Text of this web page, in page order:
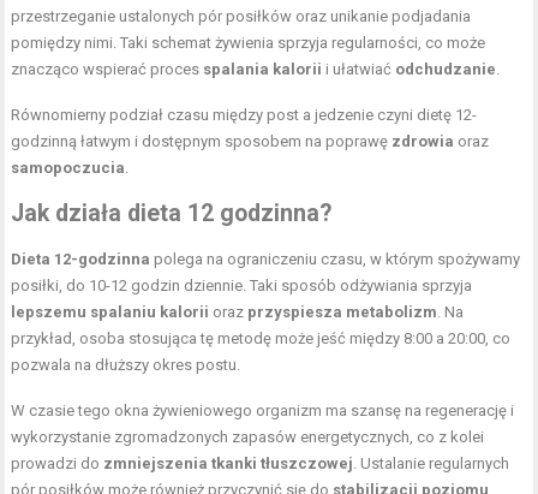
przestrzeganie ustalonych pór posiłków oraz unikanie podjadania
pomiędzy nimi. Taki schemat żywienia sprzyja regularności, co może
znacząco wspierać proces spalania kalorii i ułatwiać odchudzanie.
Równomierny podział czasu między post a jedzenie czyni dietę 12-
godzinną łatwym i dostępnym sposobem na poprawę zdrowia oraz
samopoczucia.
Jak działa dieta 12 godzinna?
Dieta 12-godzinna polega na ograniczeniu czasu, w którym spożywamy
posiłki, do 10-12 godzin dziennie. Taki sposób odżywiania sprzyja
lepszemu spalaniu kalorii oraz przyspiesza metabolizm. Na
przykład, osoba stosująca tę metodę może jeść między 8:00 a 20:00, co
pozwala na dłuższy okres postu.
W czasie tego okna żywieniowego organizm ma szansę na regenerację i
wykorzystanie zgromadzonych zapasów energetycznych, co z kolei
prowadzi do zmniejszenia tkanki tłuszczowej. Ustalanie regularnych
pór posiłków może również przyczynić się do stabilizacji poziomu